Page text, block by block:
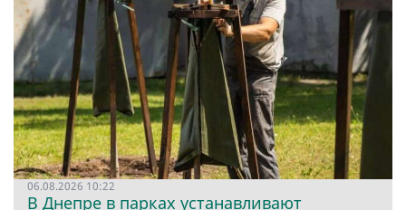
06.08.2026 10:22
В Днепре в парках устанавливают